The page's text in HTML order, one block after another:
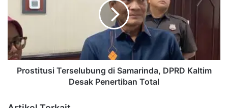
Samarinda,
DPRD
Kaltim
Desak
Penertiban
Total
Prostitusi Terselubung di Samarinda, DPRD Kaltim
Desak Penertiban Total